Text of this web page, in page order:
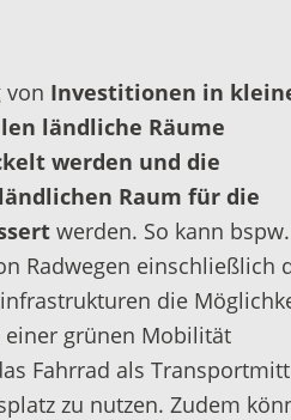
von Investitionen in
ländliche Räume
werden und die
Raum für die
werden. So kann bspw.
Radwegen einschließlich
die
grünen Mobilität
Fahrrad als
zu nutzen. Zudem